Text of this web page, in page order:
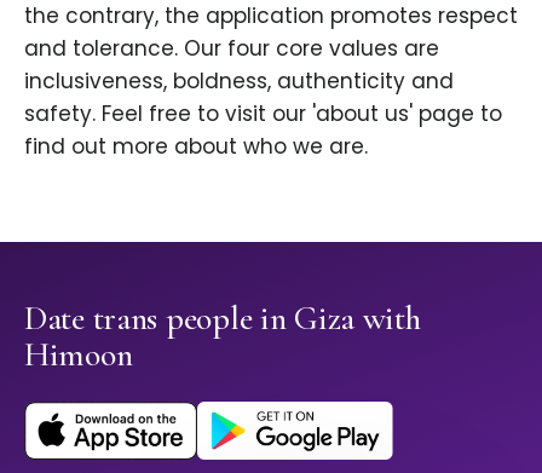
the contrary, the application promotes respect
and tolerance. Our four core values are
inclusiveness, boldness, authenticity and
safety. Feel free to visit our 'about us' page to
find out more about who we are.
Date trans people in Giza with
Himoon